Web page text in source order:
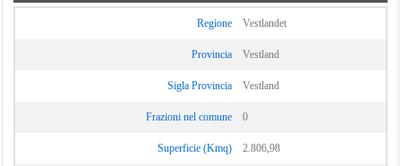
Regione Vestlandet
Provincia Vestland
Sigla Provincia Vestland
Frazioni nel comune 0
Superficie (Kmq) 2.806,98